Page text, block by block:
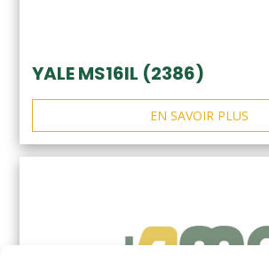
YALE MS16IL (2386)
EN SAVOIR PLUS